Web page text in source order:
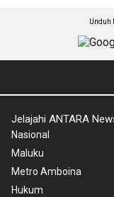
Unduh
Jelajahi ANTARA
Nasional
Maluku
Metro Amboina
Hukum